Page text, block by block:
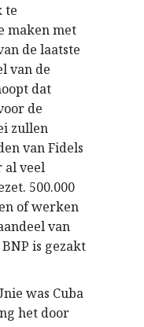
te
maken met
de laatste
van de
dat
de
zullen
van Fidels
al veel
500.000
of werken
van
is gezakt
was Cuba
het door